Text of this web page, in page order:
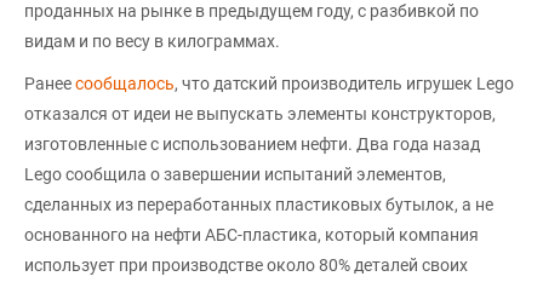
проданных на рынке в предыдущем году, с разбивкой по
видам и по весу в килограммах.
Ранеесообщалось, что датский производитель игрушек Lego
отказался от идеи не выпускать элементы конструкторов,
изготовленные с использованием нефти. Два года назад
Lego сообщила о завершении испытаний элементов,
сделанных из переработанных пластиковых бутылок, а не
основанного на нефти АБС-пластика, который компания
использует при производстве около 80% деталей своих